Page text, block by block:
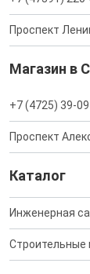
Проспект
Магазин в
+7 (4725) 39-
Проспект
Каталог
Инженерная
Строительные